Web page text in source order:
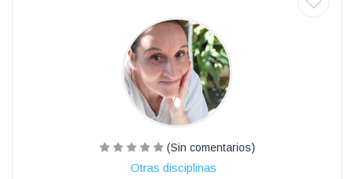
(Sin comentarios)
Otras disciplinas